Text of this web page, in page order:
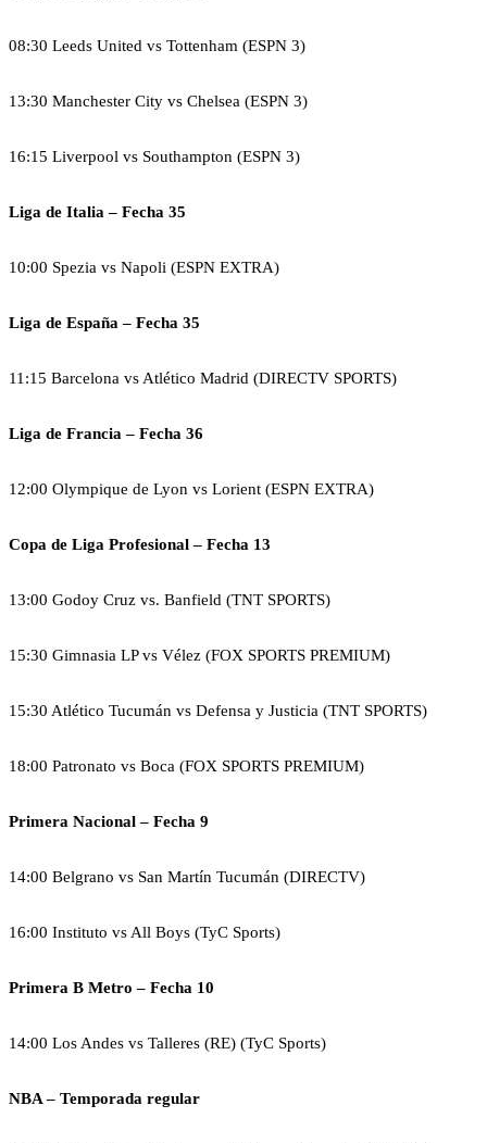
08:30 Leeds United vs Tottenham (ESPN 3)
13:30 Manchester City vs Chelsea (ESPN 3)
16:15 Liverpool vs Southampton (ESPN 3)
Liga de Italia – Fecha 35
10:00 Spezia vs Napoli (ESPN EXTRA)
Liga de España – Fecha 35
11:15 Barcelona vs Atlético Madrid (DIRECTV SPORTS)
Liga de Francia – Fecha 36
12:00 Olympique de Lyon vs Lorient (ESPN EXTRA)
Copa de Liga Profesional – Fecha 13
13:00 Godoy Cruz vs. Banfield (TNT SPORTS)
15:30 Gimnasia LP vs Vélez (FOX SPORTS PREMIUM)
15:30 Atlético Tucumán vs Defensa y Justicia (TNT SPORTS)
18:00 Patronato vs Boca (FOX SPORTS PREMIUM)
Primera Nacional – Fecha 9
14:00 Belgrano vs San Martín Tucumán (DIRECTV)
16:00 Instituto vs All Boys (TyC Sports)
Primera B Metro – Fecha 10
14:00 Los Andes vs Talleres (RE) (TyC Sports)
NBA – Temporada regular